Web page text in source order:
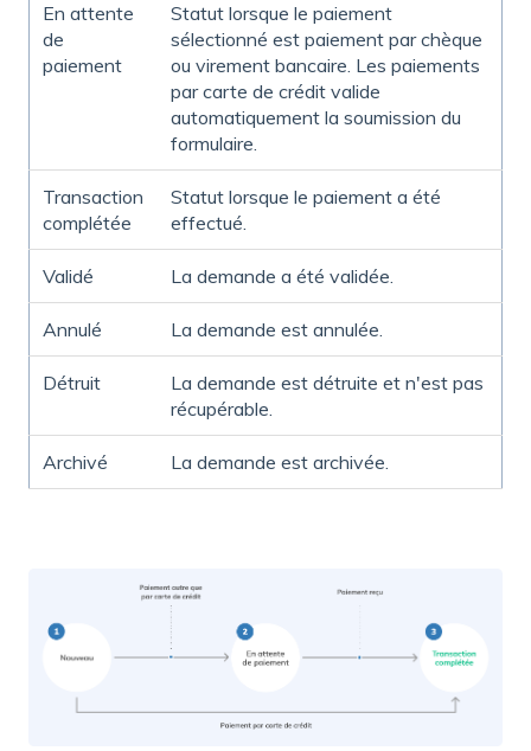
En attente
de
paiement
Statut lorsque le paiement
sélectionné est paiement par chèque
ou virement bancaire. Les paiements
par carte de crédit valide
automatiquement la soumission du
formulaire.
Transaction
complétée
Statut lorsque le paiement a été
effectué.
Validé La demande a été validée.
Annulé La demande est annulée.
Détruit
La demande est détruite et n'est pas
récupérable.
Archivé La demande est archivée.